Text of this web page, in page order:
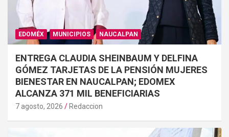
EDOMÉX MUNICIPIOS NAUCALPAN
ENTREGA CLAUDIA SHEINBAUM Y DELFINA
GÓMEZ TARJETAS DE LA PENSIÓN MUJERES
BIENESTAR EN NAUCALPAN; EDOMEX
ALCANZA 371 MIL BENEFICIARIAS
7 agosto, 2026 Redaccion